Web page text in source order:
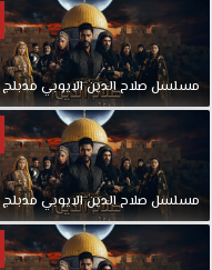
مسلسل صلاحالدينالايوبي مدبلج
مسلسل صلاحالدينالايوبي مدبلج